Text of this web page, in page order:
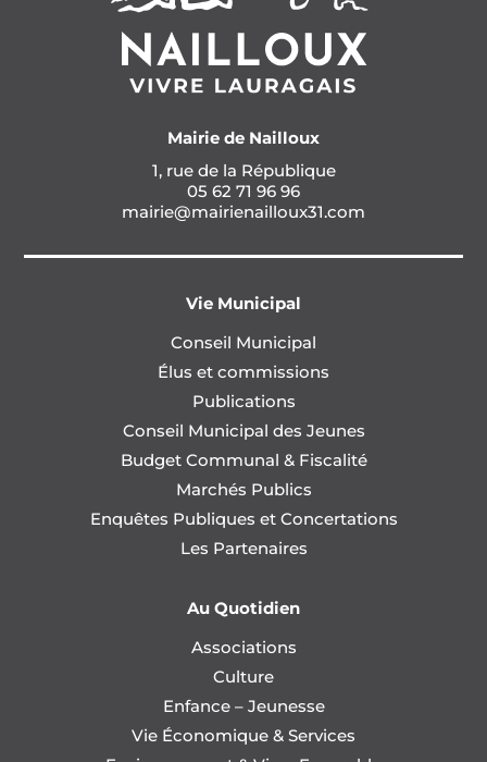
Mairie de Nailloux
1, rue de la République
05 62 71 96 96
mairie@mairienailloux31.com
Vie Municipal
Conseil Municipal
Élus et commissions
Publications
Conseil Municipal des Jeunes
Budget Communal & Fiscalité
Marchés Publics
Enquêtes Publiques et Concertations
Les Partenaires
Au Quotidien
Associations
Culture
Enfance – Jeunesse
Vie Économique & Services